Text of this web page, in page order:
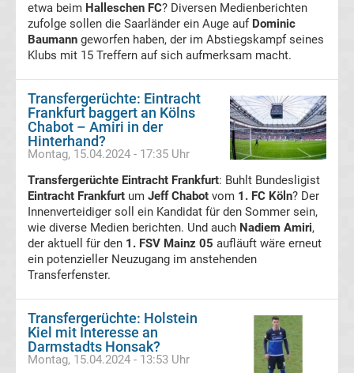
Transfergerüchte
Transfergerüchte
international
Transfergerüchte
Deutschland
England
Transfergerüchte
Transfergerüchte
Spanien
etwa beim Halleschen FC? Diversen Medienberichten
zufolge sollen die Saarländer ein Auge auf Dominic
Baumann geworfen haben, der im Abstiegskampf seines
Klubs mit 15 Treffern auf sich aufmerksam macht.
Transfergerüchte: Eintracht
Frankfurt baggert an Kölns
Chabot – Amiri in der
Hinterhand?
Montag, 15.04.2024 - 17:35 Uhr
Transfergerüchte Eintracht Frankfurt: Buhlt Bundesligist
Eintracht Frankfurt um Jeff Chabot vom 1. FC Köln? Der
Innenverteidiger soll ein Kandidat für den Sommer sein,
wie diverse Medien berichten. Und auch Nadiem Amiri,
der aktuell für den 1. FSV Mainz 05 aufläuft wäre erneut
ein potenzieller Neuzugang im anstehenden
Transferfenster.
Transfergerüchte: Holstein
Kiel mit Interesse an
Darmstadts Honsak?
Montag, 15.04.2024 - 13:53 Uhr